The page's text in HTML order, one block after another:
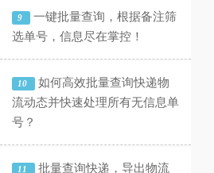
9
一键批量查询，根据备注筛
选单号，信息尽在掌控！
10
如何高效批量查询快递物
流动态并快速处理所有无信息单
号？
11
批量查询快递，导出物流